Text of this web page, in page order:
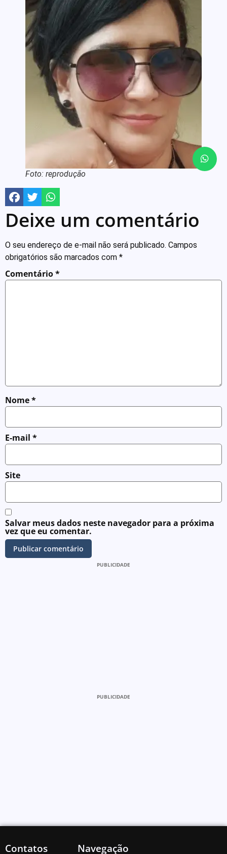
Foto: reprodução
Deixe um comentário
O seu endereço de e-mail não será publicado. Campos
obrigatórios são marcados com *
Comentário*
Nome*
E-mail *
Site
Salvar meus dados neste navegador para a próxima
vez que eu comentar.
PUBLICIDADE
PUBLICIDADE
Contatos Navegação